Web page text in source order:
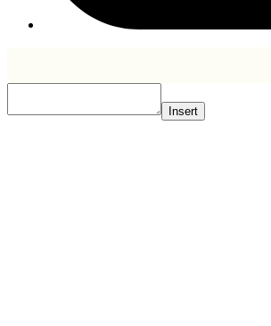
Insert